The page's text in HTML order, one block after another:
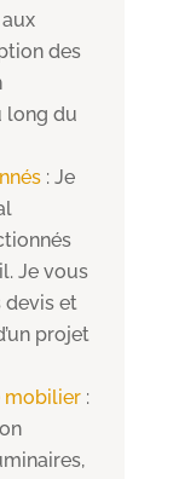
des
long du
: Je
Je vous
devis et
projet
mobilier: